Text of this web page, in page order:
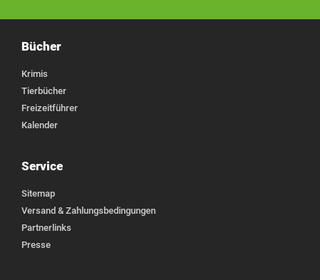
Bücher
Krimis
Tierbücher
Freizeitführer
Kalender
Service
Sitemap
Versand & Zahlungsbedingungen
Partnerlinks
Presse